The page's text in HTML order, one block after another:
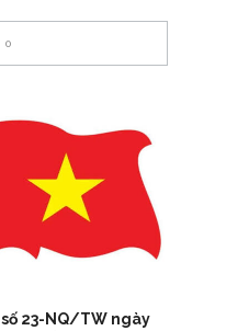
0
23-NQ/TW ngày